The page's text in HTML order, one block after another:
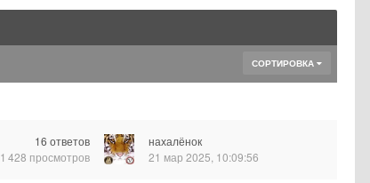
СОРТИРОВКА
16 ответов
1 428 просмотров
нахалёнок
21 мар 2025, 10:09:56